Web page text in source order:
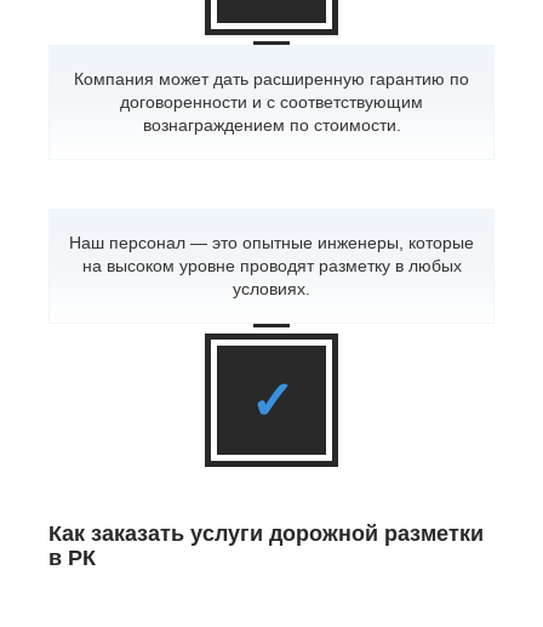
Компания может дать расширенную гарантию по
договоренности и с соответствующим
вознаграждением по стоимости.
Наш персонал — это опытные инженеры, которые
на высоком уровне проводят разметку в любых
условиях.
✓
Как заказать услуги дорожной разметки
в РК